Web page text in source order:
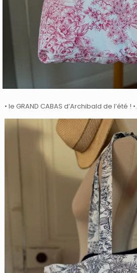
• le GRAND CABAS d’Archibald de l’été !